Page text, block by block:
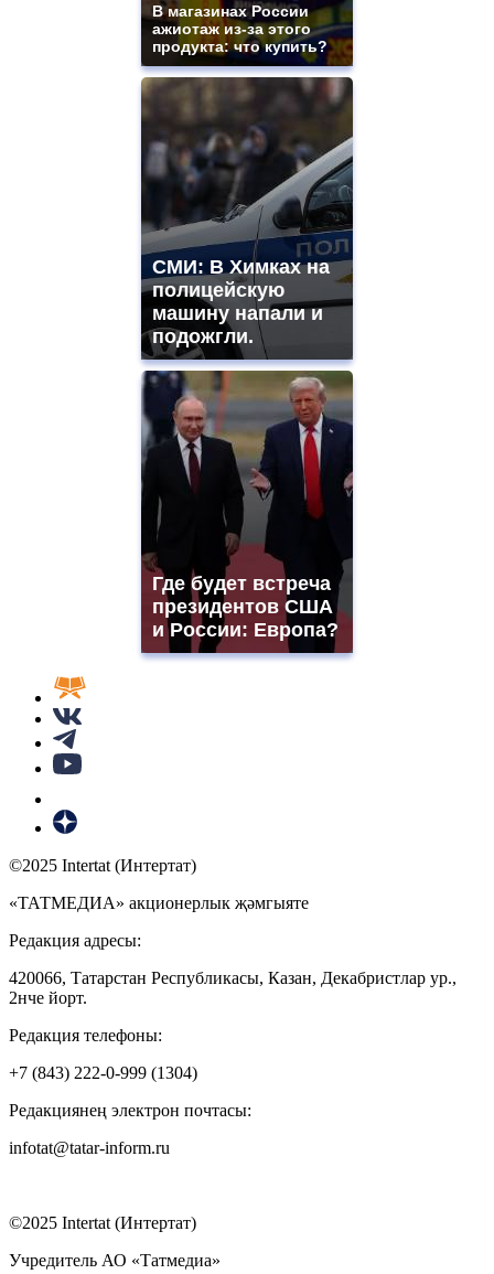
В магазинах России
ажиотаж из-за этого
продукта: что купить?
СМИ: В Химках на
полицейскую
машину напали и
подожгли.
Где будет встреча
президентов США
и России: Европа?
©2025 Intertat (Интертат)
«ТАТМЕДИА» акционерлык җәмгыяте
Редакция адресы:
420066, Татарстан Республикасы, Казан, Декабристлар ур.,
2нче йорт.
Редакция телефоны:
+7 (843) 222-0-999 (1304)
Редакциянең электрон почтасы:
infotat@tatar-inform.ru
©2025 Intertat (Интертат)
Учредитель АО «Татмедиа»